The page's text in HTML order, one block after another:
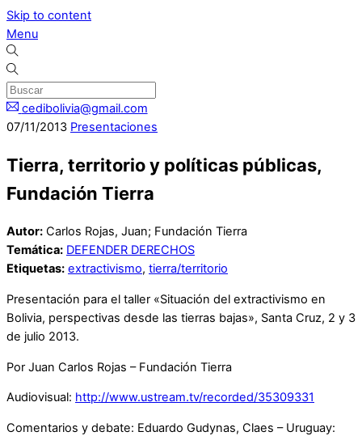
Skip to content
Menu
cedibolivia@gmail.com
07/11/2013 Presentaciones
Tierra, territorio y políticas públicas,
Fundación Tierra
Autor: Carlos Rojas, Juan; Fundación Tierra
Temática: DEFENDER DERECHOS
Etiquetas: extractivismo, tierra/territorio
Presentación para el taller «Situación del extractivismo en
Bolivia, perspectivas desde las tierras bajas», Santa Cruz, 2 y 3
de julio 2013.
Por Juan Carlos Rojas – Fundación Tierra
Audiovisual: http://www.ustream.tv/recorded/35309331
Comentarios y debate: Eduardo Gudynas, Claes – Uruguay: